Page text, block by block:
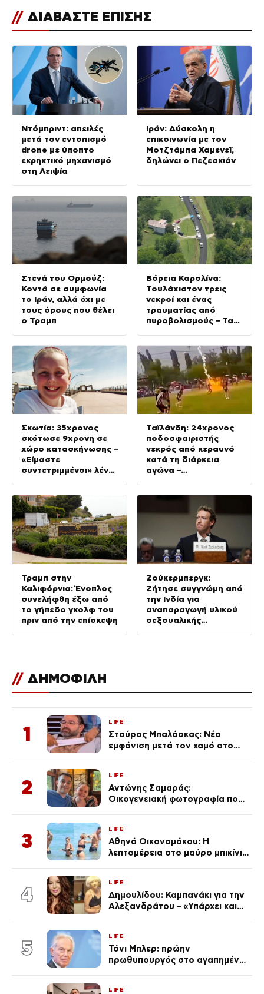
// ΔΙΑΒΑΣΤΕ ΕΠΙΣΗΣ
Ντόμπριντ: απειλές
μετά τον εντοπισμό
drone με ύποπτο
εκρηκτικό μηχανισμό
στη Λειψία
Ιράν: Δύσκολη η
επικοινωνία με τον
Μοτζτάμπα Χαμενεΐ,
δηλώνει ο Πεζεσκιάν
Στενά του Ορμούζ:
Κοντά σε συμφωνία
το Ιράν, αλλά όχι με
τους όρους που θέλει
ο Τραμπ
Βόρεια Καρολίνα:
Τουλάχιστον τρεις
νεκροί και ένας
τραυματίας από
πυροβολισμούς – Τα
Σκωτία: 35χρονος
σκότωσε 9χρονη σε
χώρο κατασκήνωσης –
«Είμαστε
συντετριμμένοι» λένε
Ταϊλάνδη: 24χρονος
ποδοσφαιριστής
νεκρός από κεραυνό
κατά τη διάρκεια
αγώνα –
Τραμπ στην
Καλιφόρνια: Ένοπλος
συνελήφθη έξω από
το γήπεδο γκολφ του
πριν από την επίσκεψη
Ζούκερμπεργκ:
Ζήτησε συγγνώμη από
την Ινδία για
αναπαραγωγή υλικού
σεξουαλικής
// ΔΗΜΟΦΙΛΗ
1
LIFE
Σταύρος Μπαλάσκας: Νέα
εμφάνιση μετά τον χαμό στο
2
LIFE
Αντώνης Σαμαράς:
Οικογενειακή φωτογραφία που
Λένας
3
LIFE
Αθηνά Οικονομάκου: Η
λεπτομέρεια στο μαύρο μπικίνι
(φωτογραφίες)
4
LIFE
Δημουλίδου: Καμπανάκι για την
Αλεξανδράτου – «Υπάρχει και
5
LIFE
Τόνι Μπλερ: πρώην
πρωθυπουργός στο αγαπημένο
LIFE